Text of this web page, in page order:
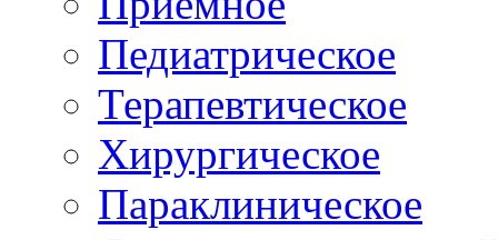
Педиатрическое
Терапевтическое
Хирургическое
Параклиническое